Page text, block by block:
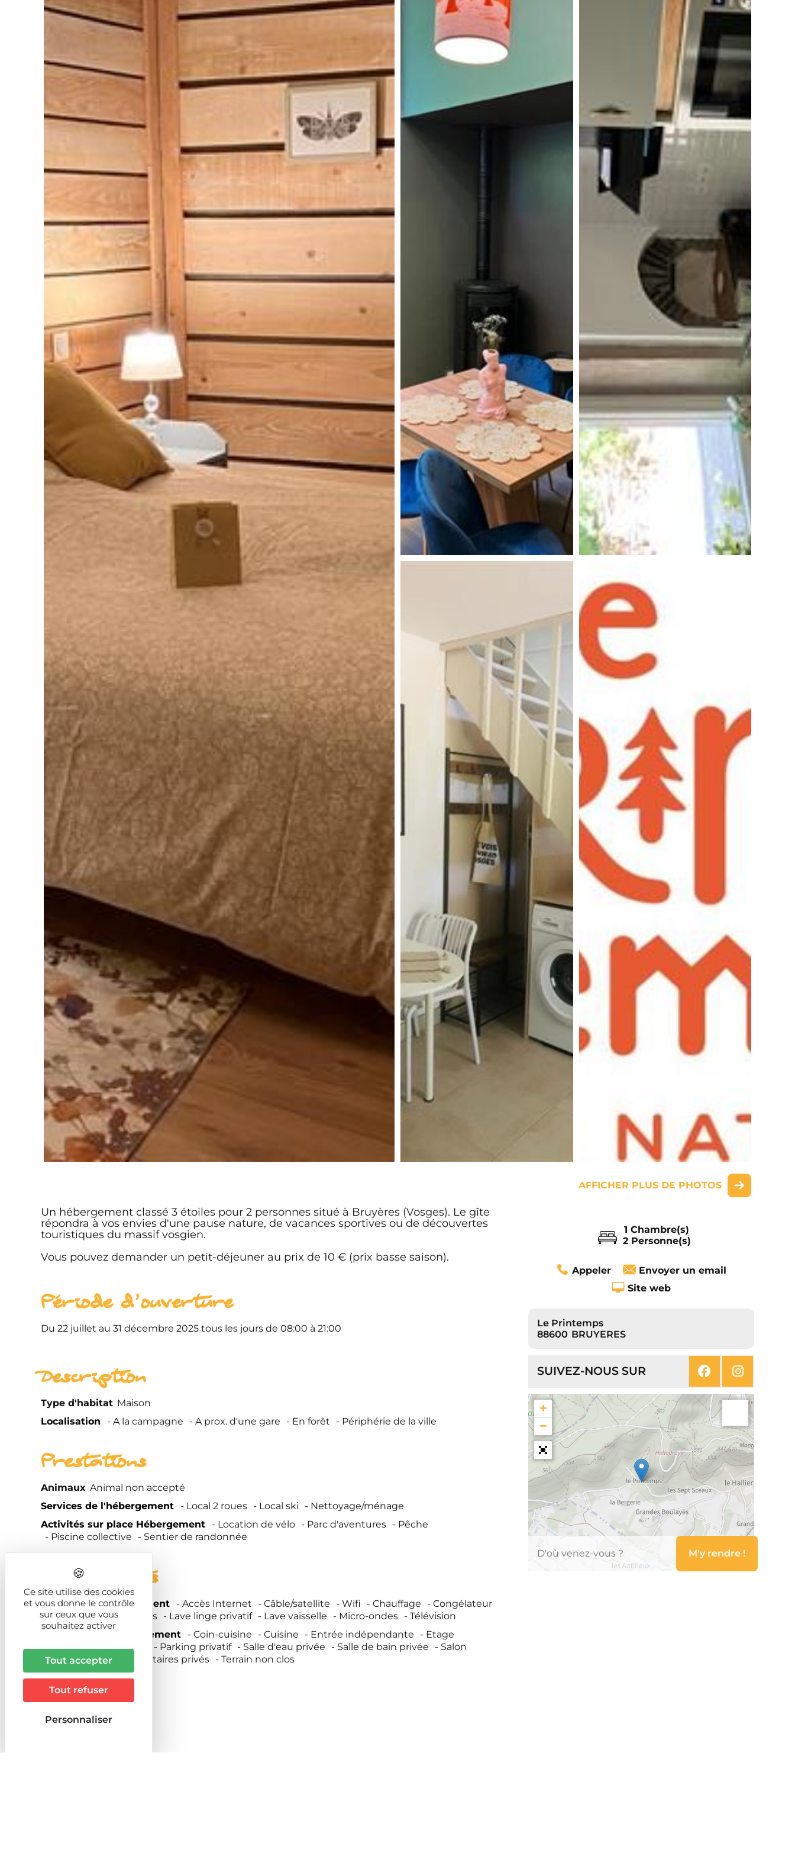
AFFICHER PLUS DE PHOTOS
1 Chambre(s)
2 Personne(s)
Appeler
Envoyer un email
Site web
Le Printemps
88600 BRUYERES
SUIVEZ-NOUS SUR
+
−
Un hébergement classé 3 étoiles pour 2 personnes situé à Bruyères (Vosges). Le gîte
répondra à vos envies d'une pause nature, de vacances sportives ou de découvertes
touristiques du massif vosgien.
Vous pouvez demander un petit-déjeuner au prix de 10 € (prix basse saison).
Période d'ouverture
Du 22 juillet au 31 décembre 2025 tous les jours de 08:00 à 21:00
Description
Type d'habitat Maison
Localisation
A la campagne A prox. d'une gare En forêt Périphérie de la ville
Prestations
Animaux Animal non accepté
Services de l'hébergement
Local 2 roues Local ski
Nettoyage/ménage
Activités sur place Hébergement
Location de vélo Parc d'aventures
Pêche
Piscine collective
Sentier de randonnée
Equipements
Confort de l'hébergement Accès Internet Câble/satellite Wifi Chauffage
Congélateur
Draps et linge compris
Lave linge privatif Lave vaisselle Micro-ondes
Télévision
Descriptif de l'hébergement
Coin-cuisine Cuisine Entrée indépendante
Etage
Mitoyen propriétaire
Parking privatif Salle d'eau privée Salle de bain privée
Salon
Salon de jardin
Sanitaires privés Terrain non clos
Capacite
Nbre de personnes
Ce site utilise des cookies
et vous donne le contrôle
sur ceux que vous
souhaitez activer
Tout accepter
Tout refuser
Personnaliser